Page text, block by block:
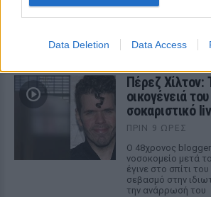
Data Deletion Data Access
Το πραγματικό της όνομα δεν είναι Αση: Η
πίσω από την απόφαση της Ασης Μπήλιου
ΠΡΙΝ 9 ΏΡΕΣ
Πέρεζ Χίλτον:
οικογένειά
σοκαριστικό
ΠΡΙΝ 9 ΏΡΕΣ
Ο 48χρονος
νοσοκομείο μετά
έγινε στο σπίτι
σεβασμό στην
την ανάρρωσή του